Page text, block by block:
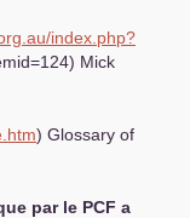
index.php?
Mick
) Glossary of
par le PCF a